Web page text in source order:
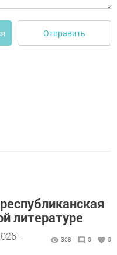
Отправить
литературе
-
308 0 0